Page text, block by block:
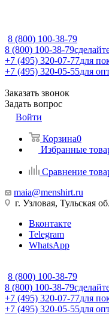
8 (800) 100-38-79
8 (800) 100-38-79
+7 (495) 320-07-77для
+7 (495) 320-05-55для
Заказать звонок
Задать вопрос
Войти
Корзина0
Избранные
Сравнение
maia@menshirt.ru
г. Узловая, Тульская
Вконтакте
Telegram
WhatsApp
8 (800) 100-38-79
8 (800) 100-38-79
+7 (495) 320-07-77для
+7 (495) 320-05-55для